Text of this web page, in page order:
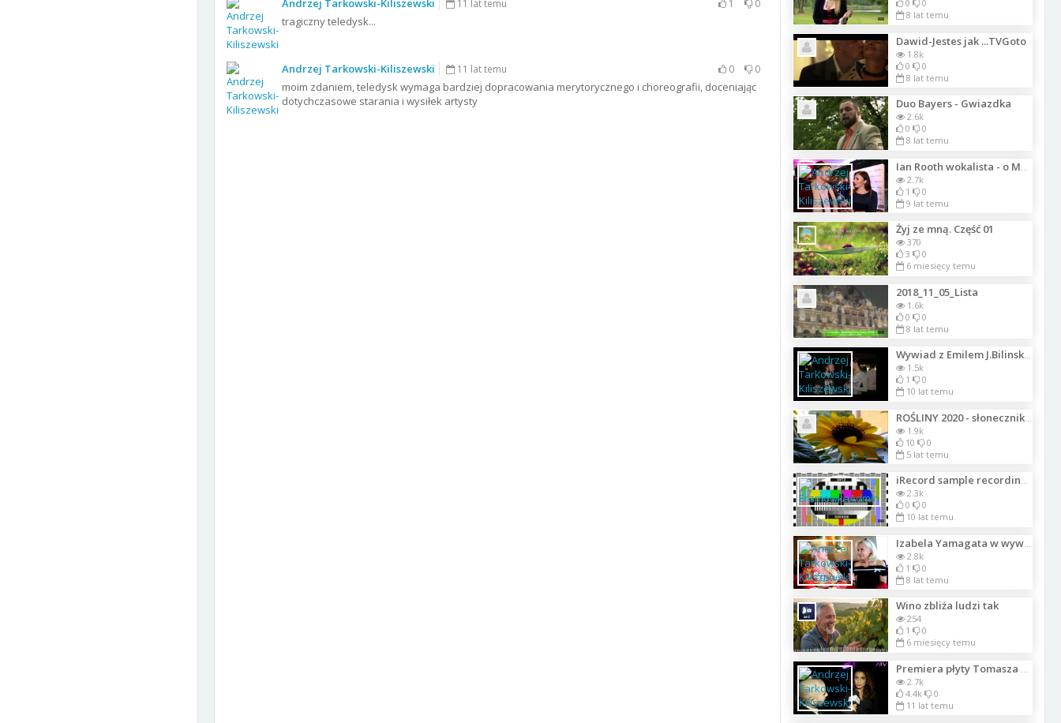
Andrzej Tarkowski-Kiliszewski 11 lat temu 1 0
tragiczny teledysk...
Andrzej Tarkowski-Kiliszewski 11 lat temu 0 0
moim zdaniem, teledysk wymaga bardziej dopracowania merytorycznego i choreografii, doceniając
dotychczasowe starania i wysiłek artysty
0
0
8 lat temu
Dawid-Jestes jak ...TVGoto
1.8k
0
0
8 lat temu
Duo Bayers - Gwiazdka
2.6k
0
0
8 lat temu
2.7k
1
0
9 lat temu
Żyj ze mną. Część 01
370
3
0
6 miesięcy temu
2018_11_05_Lista
1.6k
0
0
8 lat temu
Wywiad z Emilem J.Bilinskim ATV na gali Magazynu Moda i Styl w JM
1.5k
1
0
10 lat temu
1.9k
10
0
5 lat temu
iRecord sample recording 4_3
2.3k
0
0
10 lat temu
2.8k
1
0
8 lat temu
Wino zbliża ludzi tak
254
1
0
6 miesięcy temu
2.7k
4.4k
0
11 lat temu